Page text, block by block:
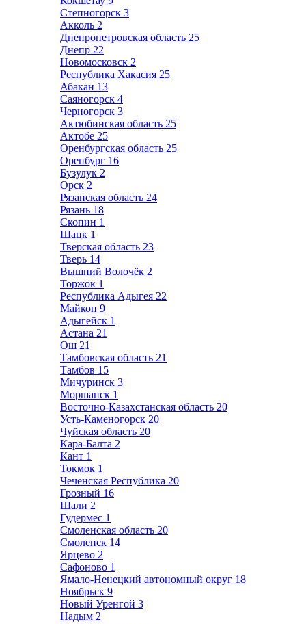
Степногорск 3
Акколь 2
Днепропетровская область 25
Днепр 22
Новомосковск 2
Республика Хакасия 25
Абакан 13
Саяногорск 4
Черногорск 3
Актюбинская область 25
Актобе 25
Оренбургская область 25
Оренбург 16
Бузулук 2
Орск 2
Рязанская область 24
Рязань 18
Скопин 1
Шацк 1
Тверская область 23
Тверь 14
Вышний Волочёк 2
Торжок 1
Республика Адыгея 22
Майкоп 9
Адыгейск 1
Астана 21
Ош 21
Тамбовская область 21
Тамбов 15
Мичуринск 3
Моршанск 1
Восточно-Казахстанская область 20
Усть-Каменогорск 20
Чуйская область 20
Кара-Балта 2
Кант 1
Токмок 1
Чеченская Республика 20
Грозный 16
Шали 2
Гудермес 1
Смоленская область 20
Смоленск 14
Ярцево 2
Сафоново 1
Ямало-Ненецкий автономный округ 18
Ноябрьск 9
Новый Уренгой 3
Надым 2